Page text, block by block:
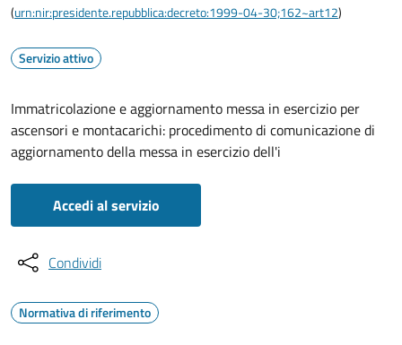
(urn:nir:presidente.repubblica:decreto:1999-04-30;162~art12)
Servizio attivo
Immatricolazione e aggiornamento messa in esercizio per
ascensori e montacarichi: procedimento di comunicazione di
aggiornamento della messa in esercizio dell'i
Accedi al servizio
Condividi
Normativa di riferimento